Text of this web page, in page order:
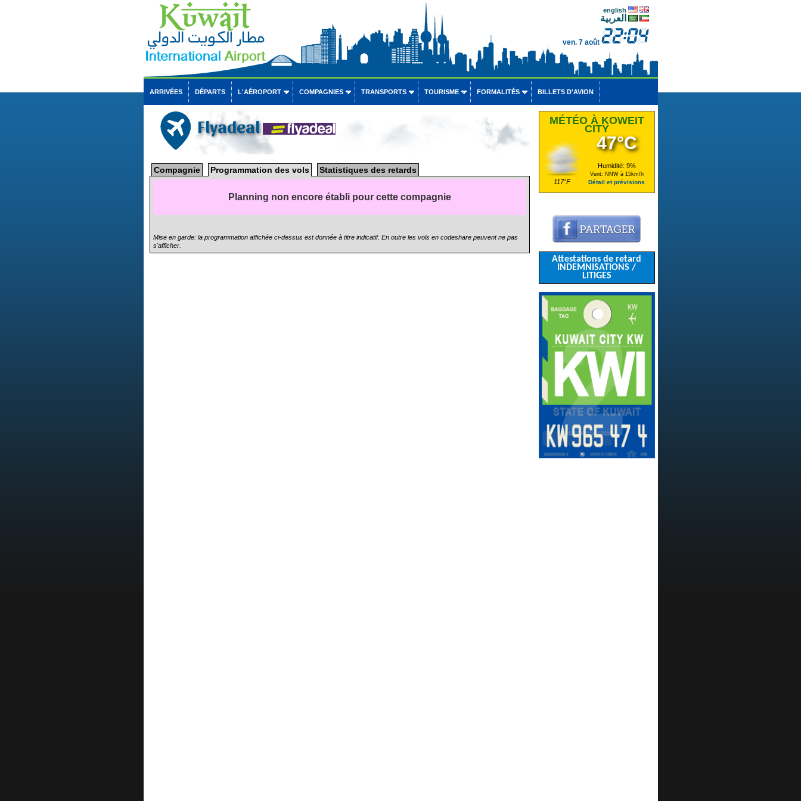
english
العربية
ven. 7 août
ARRIVÉES DÉPARTS L'AÉROPORT COMPAGNIES TRANSPORTS TOURISME FORMALITÉS BILLETS D'AVION
Flyadeal
Compagnie Programmation des vols Statistiques des retards
Planning non encore établi pour cette compagnie
Mise en garde: la programmation affichée ci-dessus est donnée à titre indicatif. En outre les vols en codeshare peuvent ne pas
s'afficher.
MÉTÉO À KOWEIT
CITY
117°F
47°C
Humidité: 9%
Vent: NNW à 15km/h
Détail et prévisions
Attestations de retard
INDEMNISATIONS /
LITIGES